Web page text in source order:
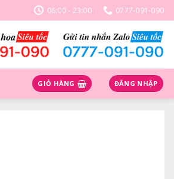
06:00 - 23:00 0777-091-090
GIỎ HÀNG ĐĂNG NHẬP